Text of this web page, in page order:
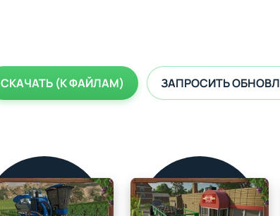
СКАЧАТЬ (К ФАЙЛАМ) ЗАПРОСИТЬ